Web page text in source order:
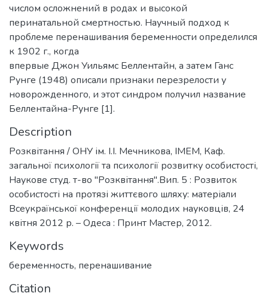
числом осложнений в родах и высокой
перинатальной смертностью. Научный подход к
проблеме перенашивания беременности определился
к 1902 г., когда
впервые Джон Уильямс Беллентайн, а затем Ганс
Рунге (1948) описали признаки перезрелости у
новорожденного, и этот синдром получил название
Беллентайна-Рунге [1].
Description
Розквітання / ОНУ ім. І.І. Мечникова, ІМЕМ, Каф.
загальної психології та психології розвитку особистості,
Наукове студ. т-во "Розквітання".Вип. 5 : Розвиток
особистості на протязі життєвого шляху: матеріали
Всеукраїнської конференції молодих науковців, 24
квітня 2012 р. – Одеса : Принт Мастер, 2012.
Keywords
беременность, перенашивание
Citation